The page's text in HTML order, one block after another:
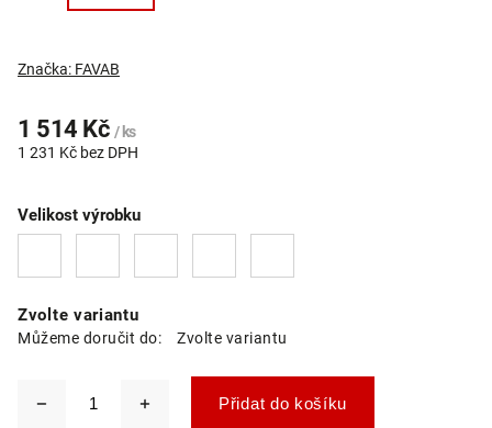
Značka: FAVAB
1 514 Kč / ks
1 231 Kč bez DPH
Zvolte variantu
Můžeme doručit do: Zvolte variantu
Velikost výrobku
Přidat do košíku